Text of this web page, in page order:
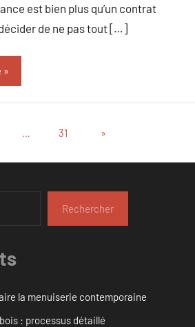
est bien plus qu’un contrat
de ne pas tout […]
… 31
Articles
»
Rechercher
la menuiserie contemporaine
: processus détaillé